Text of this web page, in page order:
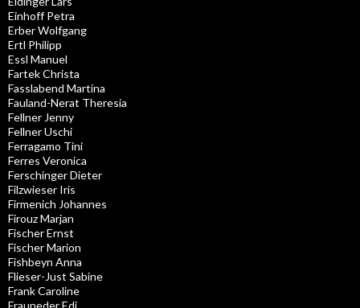
Einhoff Petra
Erber Wolfgang
Ertl Philipp
Essl Manuel
Fartek Christa
Fasslabend Martina
Fauland-Nerat Theresia
Fellner Jenny
Fellner Uschi
Ferragamo Tini
Ferres Veronica
Ferschinger Dieter
Filzwieser Iris
Firmenich Johannes
Firouz Marjan
Fischer Ernst
Fischer Marion
Fishbeyn Anna
Flieser-Just Sabine
Frank Caroline
Frauneder Edi